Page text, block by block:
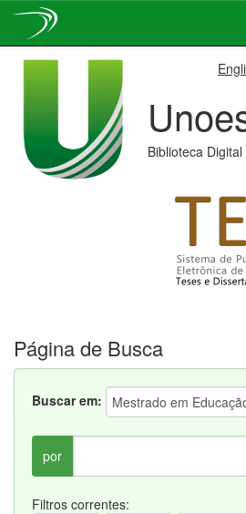
Biblioteca
Página de Busca
Buscar em:
por
Filtros correntes: